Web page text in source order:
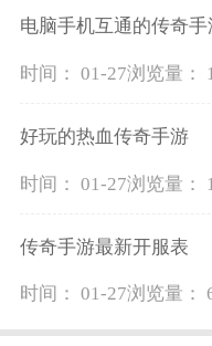
电脑手机互通的传奇手
时间： 01-27浏览量：
好玩的热血传奇手游
时间： 01-27浏览量：
传奇手游最新开服表
时间： 01-27浏览量：